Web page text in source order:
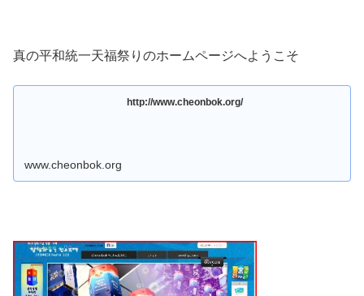
真の平和統一天福祭りのホームページへようこそ
http://www.cheonbok.org/
www.cheonbok.org